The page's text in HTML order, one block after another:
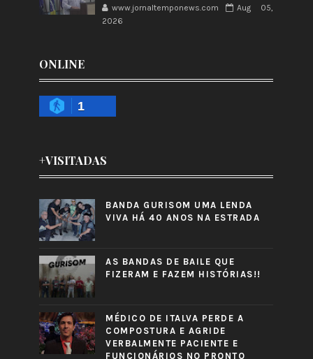
www.jornaltemponews.com
Aug 05,
2026
ONLINE
1
+VISITADAS
BANDA GURISOM UMA LENDA
VIVA HÁ 40 ANOS NA ESTRADA
AS BANDAS DE BAILE QUE
FIZERAM E FAZEM HISTÓRIAS!!
MÉDICO DE ITALVA PERDE A
COMPOSTURA E AGRIDE
VERBALMENTE PACIENTE E
FUNCIONÁRIOS NO PRONTO